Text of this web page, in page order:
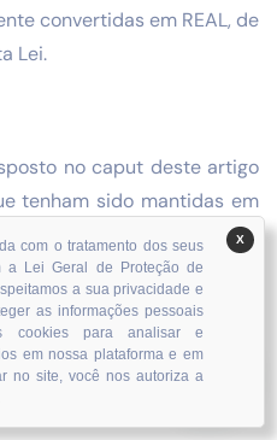
convertidas em REAL, de
Lei.
no caput deste artigo
tenham sido mantidas em
contido na Lei nº 8.880, de
em seu art. 16.
REAL, em 1º de julho de
X
com o tratamento dos seus
a Lei Geral de Proteção de
a sua privacidade e
as informações pessoais
cookies para analisar e
em nossa plataforma e em
no site, você nos autoriza a